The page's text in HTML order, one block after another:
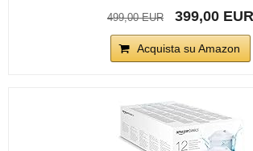
499,00 EUR 399,00 EUR
Acquista su Amazon